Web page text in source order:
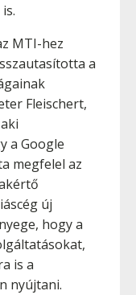
MTI-hez
a
Fleischert,
a Google
megfelel az
új
hogy a
is a
nyújtani.